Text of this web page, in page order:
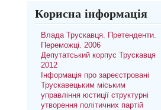
Корисна інформація
Влада Трускавця. Претенденти.
Переможці. 2006
Депутатський корпус Трускавця
2012
Інформація про зареєстровані
Трускавецьким міським
управління юстиції структурні
утворення політичних партій